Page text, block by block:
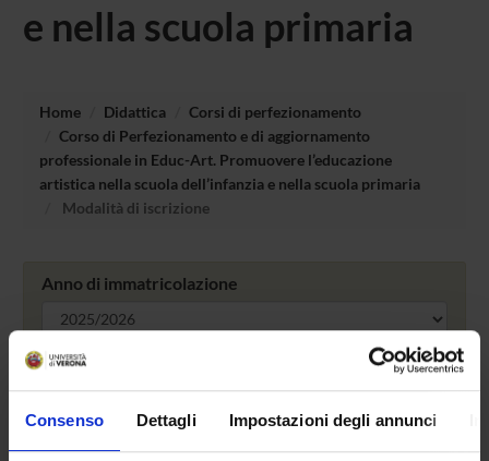
Consenso Dettagli Impostazioni degli annunci
e nella scuola primaria
Home Didattica
Corsi di perfezionamento
Corso di Perfezionamento e di aggiornamento
professionale in Educ-Art. Promuovere l’educazione
artistica nella scuola dell’infanzia e nella scuola primaria
Modalità di iscrizione
Anno di immatricolazione
Cerca
Corso disattivato